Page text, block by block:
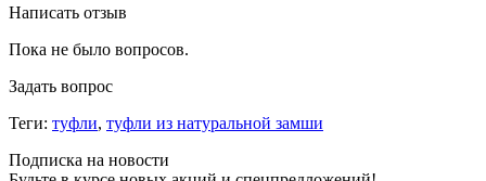
Написать отзыв
Пока не было вопросов.
Задать вопрос
Теги: туфли, туфли из натуральной замши
Подписка на новости